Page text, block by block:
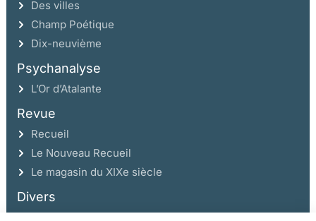
Des villes
Champ Poétique
Dix-neuvième
Psychanalyse
L’Or d’Atalante
Revue
Recueil
Le Nouveau Recueil
Le magasin du XIXe siècle
Divers